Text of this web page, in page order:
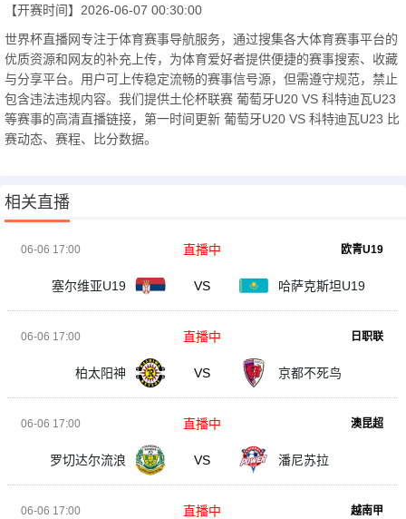
【开赛时间】 2026-06-07 00:30:00
世界杯直播网专注于体育赛事导航服务，通过搜集各大体育赛事平台的
优质资源和网友的补充上传，为体育爱好者提供便捷的赛事搜索、收藏
与分享平台。用户可上传稳定流畅的赛事信号源，但需遵守规范，禁止
包含违法违规内容。我们提供土伦杯联赛 葡萄牙U20 VS 科特迪瓦U23
等赛事的高清直播链接，第一时间更新 葡萄牙U20 VS 科特迪瓦U23 比
赛动态、赛程、比分数据。
相关直播
06-06 17:00 欧青U19
塞尔维亚U19 VS 哈萨克斯坦U19
直播中
06-06 17:00 日职联
柏太阳神 VS 京都不死鸟
直播中
06-06 17:00 澳昆超
罗切达尔流浪 VS 潘尼苏拉
直播中
06-06 17:00 越南甲
直播中